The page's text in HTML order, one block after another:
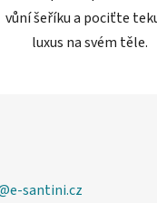
vůní šeříku a pociťte
luxus na svém těle.
e-santini.cz